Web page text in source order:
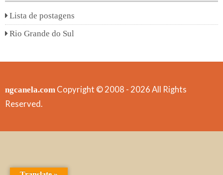
Lista de postagens
Rio Grande do Sul
ngcanela.com Copyright © 2008 - 2026 All Rights
Reserved.